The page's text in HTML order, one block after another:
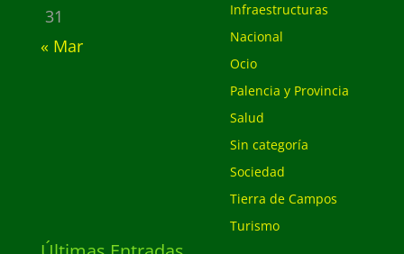
31
« Mar
Infraestructuras
Nacional
Ocio
Palencia y Provincia
Salud
Sin categoría
Sociedad
Tierra de Campos
Turismo